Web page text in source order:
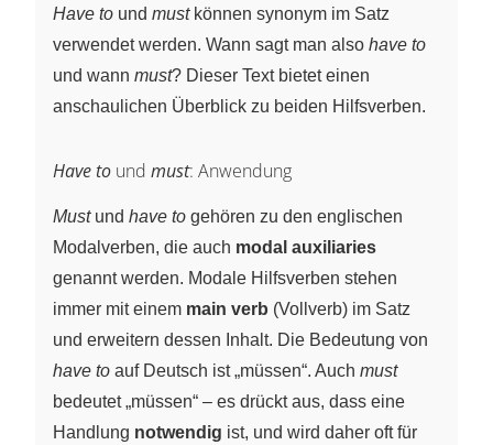
Have to und mustkönnen synonym im Satz
verwendet werden. Wann sagt man also have to
und wann must? Dieser Text bietet einen
anschaulichen Überblick zu beiden Hilfsverben.
Have to und must: Anwendung
Mustund have to gehören zu den englischen
Modalverben, die auch modal auxiliaries
genannt werden. Modale Hilfsverben stehen
immer mit einem main verb (Vollverb) im Satz
und erweitern dessen Inhalt. Die Bedeutung von
have to auf Deutsch ist „müssen“. Auch must
bedeutet „müssen“ – es drückt aus, dass eine
Handlung notwendig ist, und wird daher oft für